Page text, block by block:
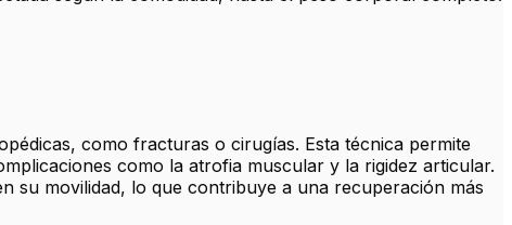
como fracturas o cirugías. Esta técnica permite
como la atrofia muscular y la rigidez articular.
su movilidad, lo que contribuye a una recuperación más